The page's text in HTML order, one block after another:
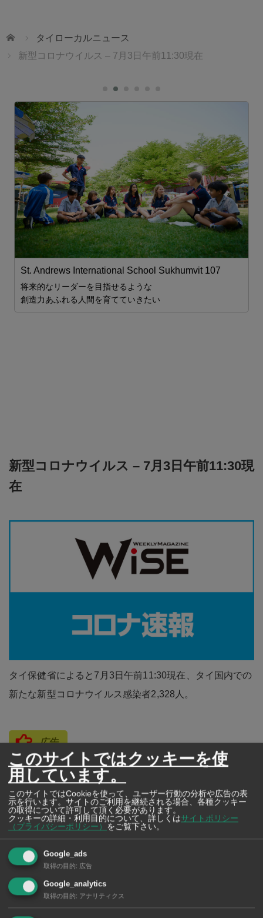
ホーム
タイローカルニュース
新型コロナウイルス – 7月3日午前11:30現在
St. Andrews International School Sukhumvit 107
将来的なリーダーを目指せるような
創造力あふれる人間を育てていきたい
新型コロナウイルス – 7月3日午前11:30現
在
タイ保健省によると7月3日午前11:30現在、タイ国内での
新たな新型コロナウイルス感染者2,328人。
広告
宅配クリーニング 白屋
このサイトではクッキーを使
用しています。
このサイトではCookieを使って、ユーザー行動の分析や広告の表
示を行います。サイトのご利用を継続される場合、各種クッキー
の取得について許可して頂く必要があります。
クッキーの詳細・利用目的について、詳しくはサイトポリシー
（プライバシーポリシー）
をご覧下さい。
Google_ads
取得の目的: 広告
Google_analytics
取得の目的: アナリティクス